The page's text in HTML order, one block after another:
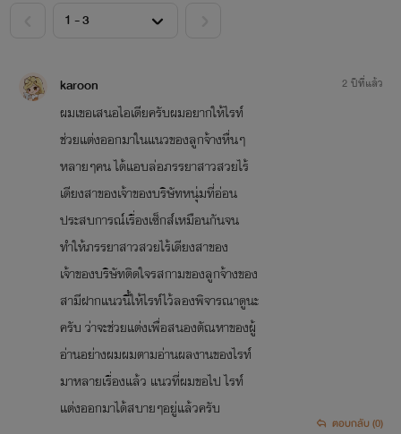
karoon
ผมเขอเสนอไอเดียครับผมอยากให้ไรท์
ช่วยแต่งออกมาในแนวของลูกจ้างหื่นๆ
หลายๆคน ได้แอบล่อภรรยาสาวสวยไร้
เดียงสาของเจ้าของบริษัทหนุ่มที่อ่อน
ประสบการณ์เรื่องเซ็กส์เหมือนกันจน
ทำให้ภรรยาสาวสวยไร้เดียงสาของ
เจ้าของบริษัทติดใจรสกามของลูกจ้างของ
สามีฝากแนวนี้ให้ไรท์ไว้ลองพิจารณาดูนะ
ครับ ว่าจะช่วยแต่งเพื่อสนองตัณหาของผู้
อ่านอย่างผมผมตามอ่านผลงานของไรท์
มาหลายเรื่องแล้ว แนวที่ผมขอไป ไรท์
แต่งออกมาได้สบายๆอยู่แล้วครับ
2 ปีที่แล้ว
ตอบกลับ (0)